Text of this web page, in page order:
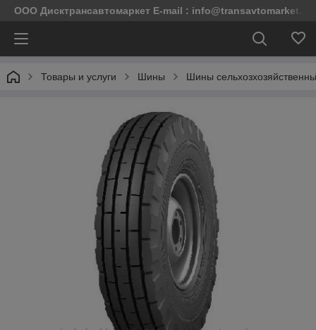
ООО Дисктрансавтомаркет E-mail : info@transavtomarket.by
Товары и услуги Шины Шины